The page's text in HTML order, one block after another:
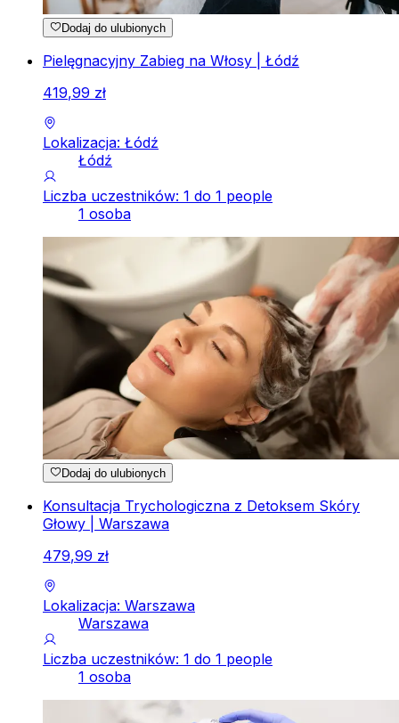
Dodaj do ulubionych
Pielęgnacyjny Zabieg na Włosy | Łódź
419,99 zł
Lokalizacja: Łódź
Łódź
Liczba uczestników: 1 do 1 people
1 osoba
Dodaj do ulubionych
Konsultacja Trychologiczna z Detoksem Skóry
Głowy | Warszawa
479,99 zł
Lokalizacja: Warszawa
Warszawa
Liczba uczestników: 1 do 1 people
1 osoba